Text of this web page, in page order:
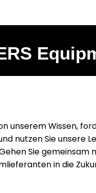
unserem Wissen,
nutzen Sie unsere
Sie gemeinsam
in die